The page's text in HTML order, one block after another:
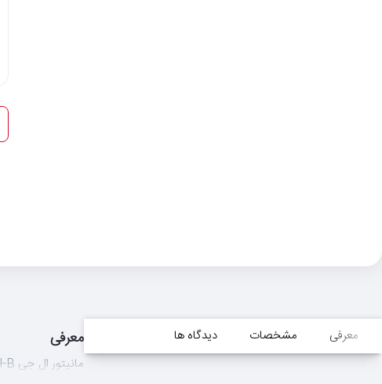
معرفی مشخصات دیدگاه ها معرفی
مانیتور ال جی Monitor LG 22Bk430H-B سایز 22 اینچ